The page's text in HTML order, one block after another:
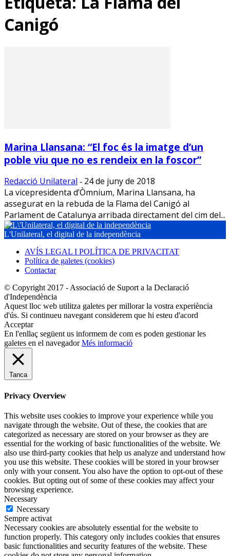
Canigó
Marina Llansana: “El foc és la imatge d’un
poble viu que no es rendeix en la foscor”
Redacció Unilateral - 24 de juny de 2018
La vicepresidenta d’Òmnium, Marina Llansana, ha
assegurat en la rebuda de la Flama del Canigó al
Parlament de Catalunya arribada directament del cim del...
L'Unilateral, el digital de la independència
AVÍS LEGAL I POLÍTICA DE PRIVACITAT
Política de galetes (cookies)
Contactar
© Copyright 2017 - Associació de Suport a la Declaració
d'Independència
Aquest lloc web utilitza galetes per millorar la vostra experiència
d'ús. Si continueu navegant considerem que hi esteu d'acord
Acceptar
En l'enllaç següent us informem de com es poden gestionar les
galetes en el navegadorMés informació
Tanca
Privacy Overview
This website uses cookies to improve your experience while you
navigate through the website. Out of these, the cookies that are
categorized as necessary are stored on your browser as they are
essential for the working of basic functionalities of the website. We
also use third-party cookies that help us analyze and understand how
you use this website. These cookies will be stored in your browser
only with your consent. You also have the option to opt-out of these
cookies. But opting out of some of these cookies may affect your
browsing experience.
Necessary
Necessary
Sempre activat
Necessary cookies are absolutely essential for the website to
function properly. This category only includes cookies that ensures
basic functionalities and security features of the website. These